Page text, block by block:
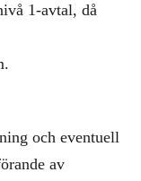
1-avtal, då
och eventuell
av